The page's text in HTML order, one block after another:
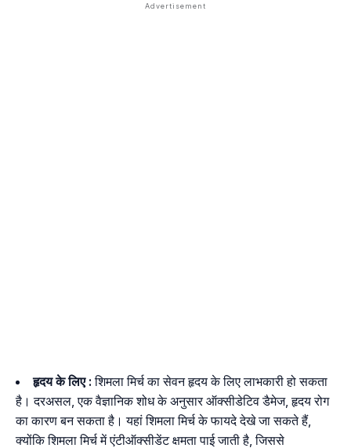
हृदय के लिए : शिमला मिर्च का सेवन हृदय के लिए लाभकारी हो सकता
है। दरअसल, एक वैज्ञानिक शोध के अनुसार ऑक्सीडेटिव डैमेज, हृदय रोग
का कारण बन सकता है। यहां शिमला मिर्च के फायदे देखे जा सकते हैं,
क्योंकि शिमला मिर्च में एंटीऑक्सीडेंट क्षमता पाई जाती है, जिससे